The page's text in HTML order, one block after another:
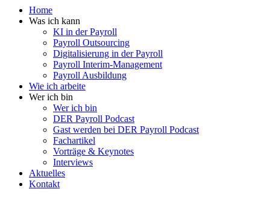
Home
Was ich kann
KI in der Payroll
Payroll Outsourcing
Digitalisierung in der Payroll
Payroll Interim-Management
Payroll Ausbildung
Wie ich arbeite
Wer ich bin
Wer ich bin
DER Payroll Podcast
Gast werden bei DER Payroll Podcast
Fachartikel
Vorträge & Keynotes
Interviews
Aktuelles
Kontakt